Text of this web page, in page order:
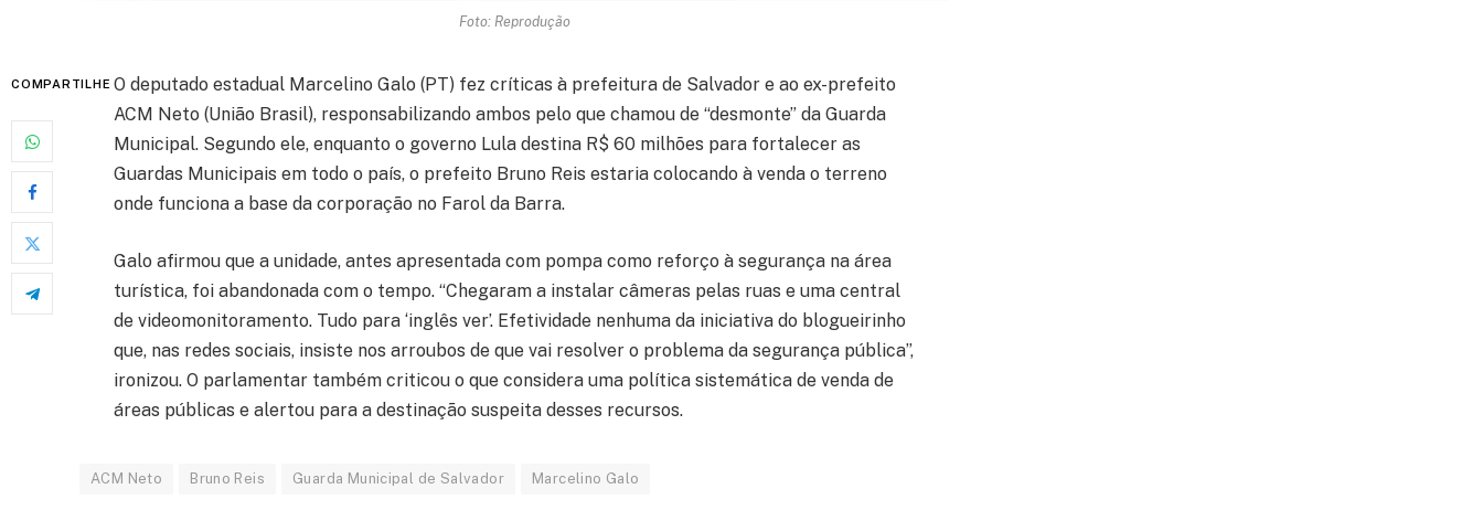
Foto: Reprodução
COMPARTILHE O deputado estadual Marcelino Galo (PT) fez críticas à prefeitura de Salvador e ao ex-prefeito
ACM Neto (União Brasil), responsabilizando ambos pelo que chamou de “desmonte” da Guarda
Municipal. Segundo ele, enquanto o governo Lula destina R$ 60 milhões para fortalecer as
Guardas Municipais em todo o país, o prefeito Bruno Reis estaria colocando à venda o terreno
onde funciona a base da corporação no Farol da Barra.
Galo afirmou que a unidade, antes apresentada com pompa como reforço à segurança na área
turística, foi abandonada com o tempo. “Chegaram a instalar câmeras pelas ruas e uma central
de videomonitoramento. Tudo para ‘inglês ver’. Efetividade nenhuma da iniciativa do blogueirinho
que, nas redes sociais, insiste nos arroubos de que vai resolver o problema da segurança pública”,
ironizou. O parlamentar também criticou o que considera uma política sistemática de venda de
áreas públicas e alertou para a destinação suspeita desses recursos.
ACM Neto Bruno Reis Guarda Municipal de Salvador Marcelino Galo